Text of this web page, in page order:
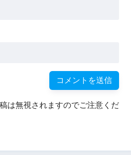
は無視されますのでご注意くだ